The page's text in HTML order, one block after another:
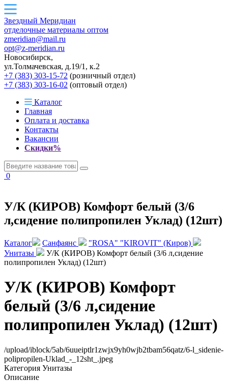
Звездный Меридиан
отделочные материалы оптом
zmeridian@mail.ru
opt@z-meridian.ru
Новосибирск,
ул.Толмачевская, д.19/1, к.2
+7 (383) 303-15-72 (розничный отдел)
+7 (383) 303-16-02 (оптовый отдел)
Каталог
Главная
Оплата и доставка
Контакты
Вакансии
Скидки%
0
У/К (КИРОВ) Комфорт белый (3/6
л,сидение полипропилен Уклад) (12шт)
Каталог Санфаянс
"ROSA" "KIROVIT" (Киров)
Унитазы
У/К (КИРОВ) Комфорт белый (3/6 л,сидение
полипропилен Уклад) (12шт)
У/К (КИРОВ) Комфорт
белый (3/6 л,сидение
полипропилен Уклад) (12шт)
/upload/iblock/5ab/6uueiptlr1zwjx9yh0wjb2tbam56qatz/6-l_sidenie-
polipropilen-Uklad_-_12sht_.jpeg
Категория Унитазы
Описание